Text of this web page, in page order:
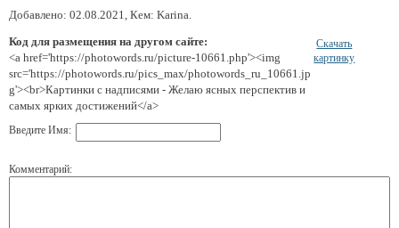
Добавлено: 02.08.2021, Кем: Karina.
Код для размещения на другом сайте:
<a href='https://photowords.ru/picture-10661.php'><img
src='https://photowords.ru/pics_max/photowords_ru_10661.jp
g'><br>Картинки с надписями - Желаю ясных перспектив и
самых ярких достижений</a>
Скачать
картинку
Введите Имя:
Комментарий: